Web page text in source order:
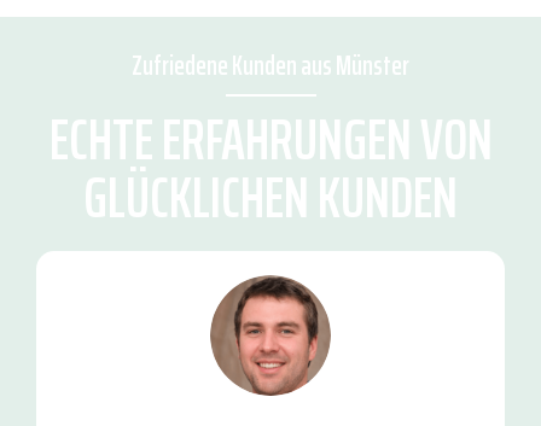
Zufriedene Kunden aus Münster
ECHTE ERFAHRUNGEN VON
GLÜCKLICHEN KUNDEN